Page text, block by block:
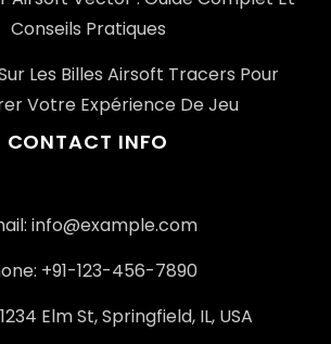
Conseils Pratiques
Les Billes Airsoft Tracers Pour
Votre Expérience De Jeu
CONTACT INFO
info@example.com
+91-123-456-7890
Elm St, Springfield, IL, USA